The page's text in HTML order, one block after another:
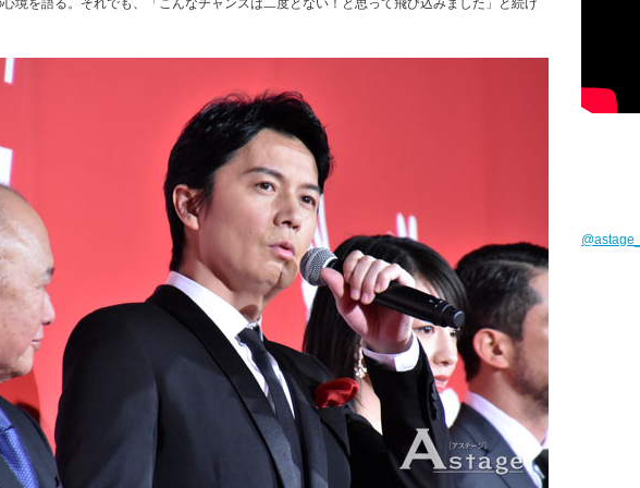
境を語る。それでも、「こんなチャンスは二度とない！と思って飛び込みました」と続け